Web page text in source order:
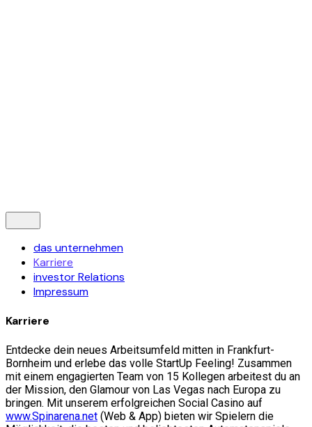
das unternehmen
Karriere
investor Relations
Impressum
Karriere
Entdecke dein neues Arbeitsumfeld mitten in Frankfurt-
Bornheim und erlebe das volle StartUp Feeling! Zusammen
mit einem engagierten Team von 15 Kollegen arbeitest du an
der Mission, den Glamour von Las Vegas nach Europa zu
bringen. Mit unserem erfolgreichen Social Casino auf
www.Spinarena.net (Web & App) bieten wir Spielern die